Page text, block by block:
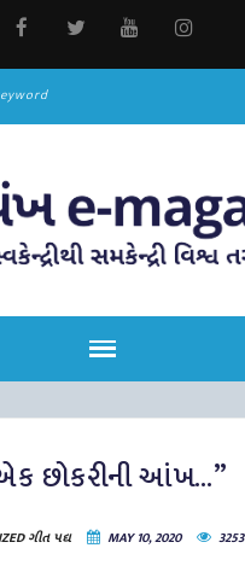
છોકરીની આંખ…”
ગીત પદ્ય MAY 10, 2020 3253